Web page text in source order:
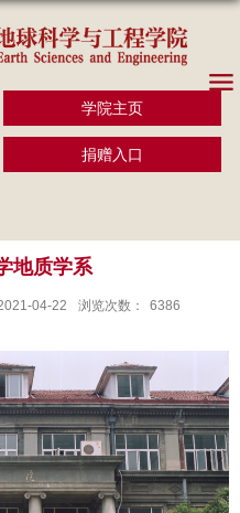
学院主页
捐赠入口
地质学系
04-22 浏览次数： 6386